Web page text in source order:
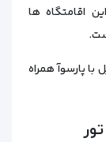
اقامتگاه ها
پارسوآ همراه
تور